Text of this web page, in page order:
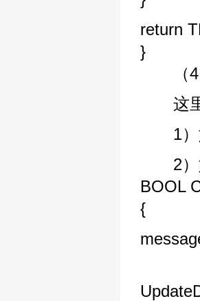
return
}
（4
这里
1）如
2）如
BOOL
{